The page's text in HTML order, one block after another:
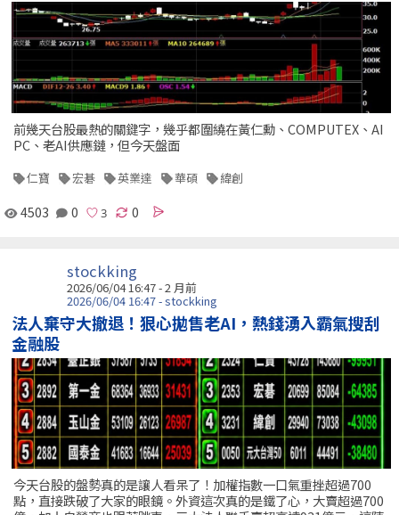
前幾天台股最熱的關鍵字，幾乎都圍繞在黃仁勳、COMPUTEX、AI
PC、老AI供應鏈，但今天盤面
仁寶 宏碁 英業達 華碩 緯創
4503 0 0
stockking
2026/06/04 16:47 - 2 月前
2026/06/04 16:47 - stockking
法人棄守大撤退！狠心拋售老AI，熱錢湧入霸氣搜刮
金融股
今天台股的盤勢真的是讓人看呆了！加權指數一口氣重挫超過700
點，直接跌破了大家的眼鏡。外資這次真的是鐵了心，大賣超過700